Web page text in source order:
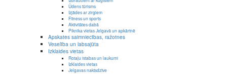
Ūdens tūrisms
Izjādes ar zirgiem
Fitness un sports
Aktivitātes dabā
Piknika vietas Jelgavā un apkārtnē
Apskates saimniecības, ražotnes
Veselība un labsajūta
Izklaides vietas
Rotaļu istabas un laukumi
Izklaides vietas
Jelgavas naktsdzīve